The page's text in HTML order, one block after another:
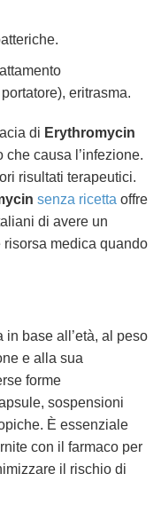
eritrasma.
di Erythromycin
causa l’infezione.
risultati terapeutici.
senza ricetta offre
di avere un
medica quando
in base all’età, al peso
e alla sua
forme
sospensioni
È essenziale
con il farmaco per
il rischio di